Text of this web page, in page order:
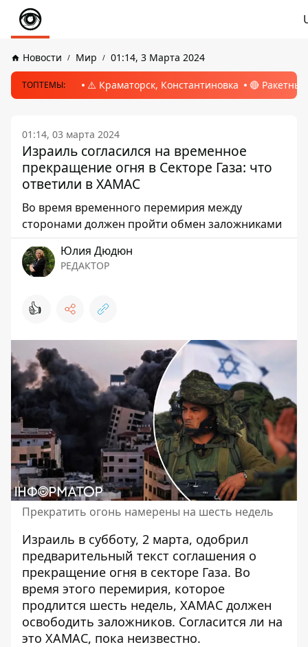
Новости Мир 01:14, 3 Марта 2024
ТОПТЕМЫ: ⚠️ Краматорск, Константиновка 🔴
01:14, 03 марта 2024
Израиль согласился на временное
прекращение огня в Секторе Газа: что
ответили в ХАМАС
Во время временного перемирия между
сторонами должен пройти обмен заложниками
Юлия Дюдюн
РЕДАКТОР
👍
Прекратить огонь намерены на шесть недель
Израиль в субботу, 2 марта, одобрил
предварительный текст соглашения о
прекращение огня в секторе Газа. Во
время этого перемирия, которое
продлится шесть недель, ХАМАС должен
освободить заложников. Согласится ли на
это ХАМАС, пока неизвестно.